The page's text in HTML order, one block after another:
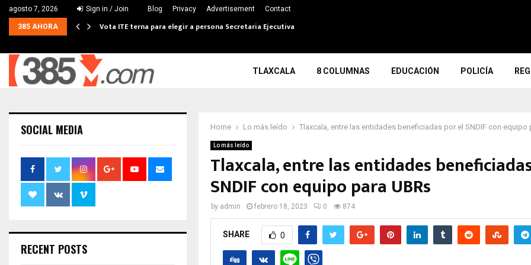
agosto 7, 2026 Sign in / Join Blog Privacy Advertisement Contact
385 AHORA Vota ITE terna para elegir a persona Secretaria Ejecutiva
TLAXCALA 8 COLUMNAS EDUCACIÓN POLICÍA
Home Lo más leído Tlaxcala, entre las entidades beneficiadas por el SNDIF con equipo
Lo más leído
Tlaxcala, entre las entidades
SNDIF con equipo para UBRs
by admin febrero 18, 2023 0 874
SHARE 0
SOCIAL MEDIA
RECENT POSTS